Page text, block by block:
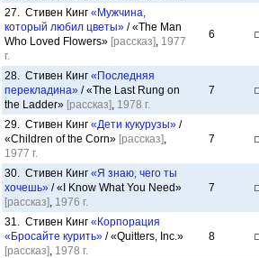
27. Стивен Кинг «Мужчина,
который любил цветы» / «The Man
Who Loved Flowers» [рассказ], 1977
г.
6
28. Стивен Кинг «Последняя
перекладина» / «The Last Rung on
the Ladder» [рассказ], 1978 г.
7
29. Стивен Кинг «Дети кукурузы» /
«Children of the Corn» [рассказ],
1977 г.
7
30. Стивен Кинг «Я знаю, чего ты
хочешь» / «I Know What You Need»
[рассказ], 1976 г.
7
31. Стивен Кинг «Корпорация
«Бросайте курить» / «Quitters, Inc.»
[рассказ], 1978 г.
8